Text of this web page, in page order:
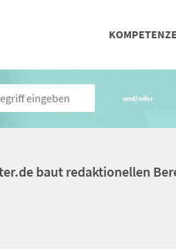
und/oder
baut redaktionellen